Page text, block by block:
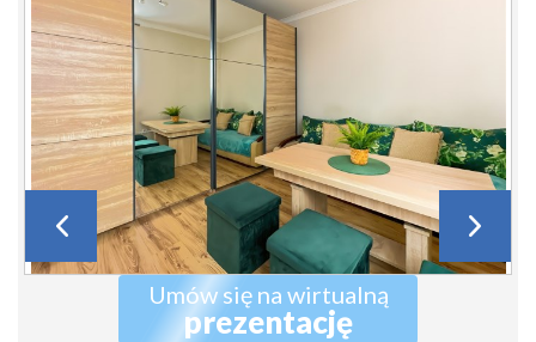
Umów się na wirtualną
prezentację